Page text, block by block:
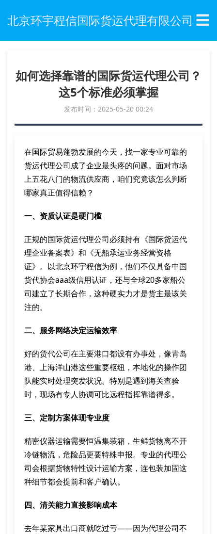
北京环宇程信国际货运代理有限公司 ☰
如何选择靠谱的国际货运代理公司？
这5个标准必须掌握
发布时间：2025-05-20 00:24
在国际贸易蓬勃发展的今天，找一家专业可靠的
货运代理公司成了企业最头疼的问题。面对市场
上五花八门的物流供应商，咱们究竟该怎么判断
哪家真正值得信赖？
一、资质认证是硬门槛
正规的国际货运代理公司必须持有《国际货运代
理企业备案表》和《无船承运业务经营资格
证》。以北京环宇程信为例，他们不仅具备中国
货代协会aaa级信用认证，还与全球20多家船公
司建立了长期合作，这种硬实力才是货主最该关
注的。
二、服务网络决定运输效率
好的货代公司在主要港口都设有办事处，像青岛
港、上海洋山港这些重要枢纽，本地化的操作团
队能实时处理突发状况。特别是遇到海关查验
时，现场有专人协调可比远程指挥靠谱得多。
三、定制方案体现专业度
精密仪器运输需要恒温集装箱，生鲜货物离不开
冷链物流，危险品更要特殊申报。专业的代理公
司会根据货物特性设计运输方案，连包装加固这
种细节都会提前和客户确认。
四、清关能力直接影响成本
去年某家具出口商就吃过亏——因为代理公司不